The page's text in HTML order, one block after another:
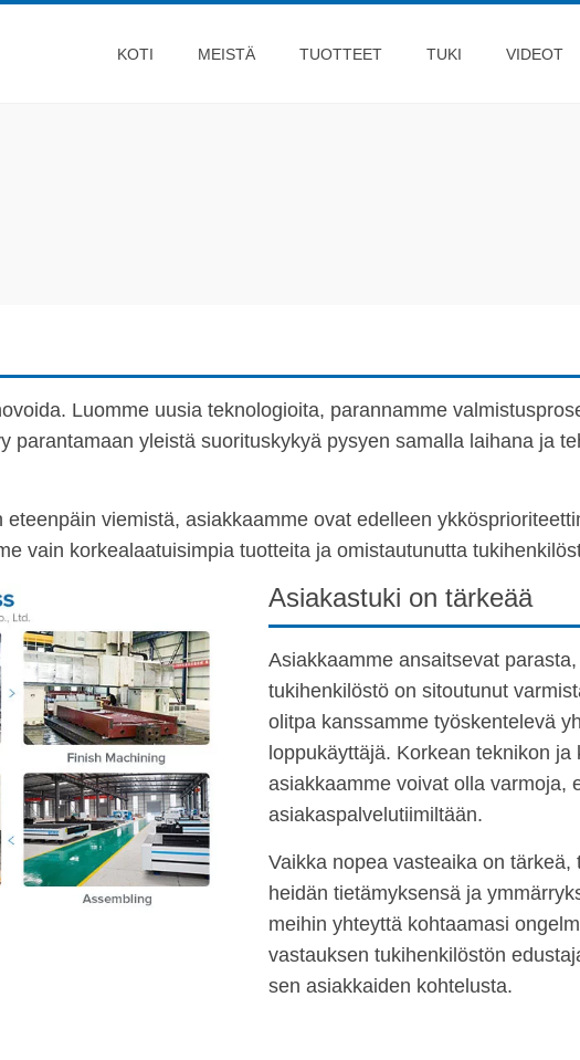
KOTI MEISTÄ TUOTTEET TUKI VIDEOT
Luomme uusia teknologioita, parannamme
parantamaan yleistä suorituskykyä pysyen samalla laihana ja
viemistä, asiakkaamme ovat edelleen
vain korkealaatuisimpia tuotteita ja omistautunutta
Asiakastuki on tärkeää
Asiakkaamme ansaitsevat
tukihenkilöstö on sitoutunut
olitpa kanssamme työskentelevä
loppukäyttäjä. Korkean teknikon
asiakkaamme voivat olla varmoja,
asiakaspalvelutiimiltään.
Vaikka nopea vasteaika on
heidän tietämyksensä ja
meihin yhteyttä kohtaamasi
vastauksen tukihenkilöstön
sen asiakkaiden kohtelusta.